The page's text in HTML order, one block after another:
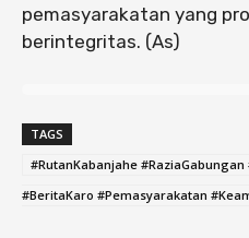
pemasyarakatan yang
berintegritas. (As)
TAGS
#RutanKabanjahe #RaziaGabungan
#BeritaKaro #Pemasyarakatan